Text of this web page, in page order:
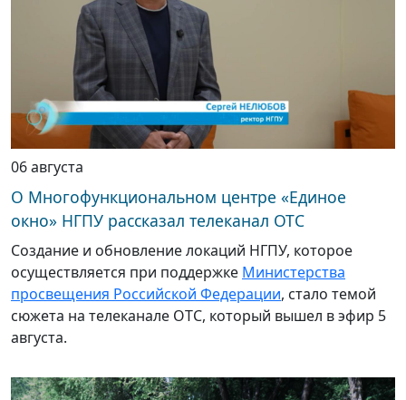
06 августа
О Многофункциональном центре «Единое
окно» НГПУ рассказал телеканал ОТС
Создание и обновление локаций НГПУ, которое
осуществляется при поддержке Министерства
просвещения Российской Федерации, стало темой
сюжета на телеканале ОТС, который вышел в эфир 5
августа.